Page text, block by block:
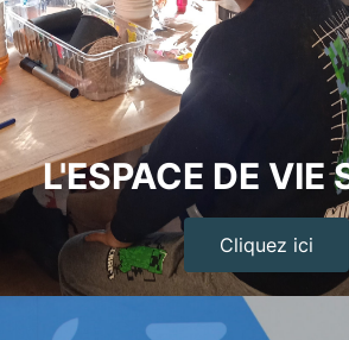
L'ESPACE DE VIE
Cliquez ici